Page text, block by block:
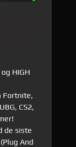
HIGH
Fortnite,
CS2,
de siste
And